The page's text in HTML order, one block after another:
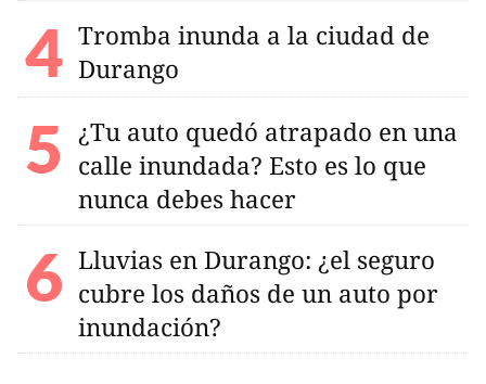
Tromba inunda a la ciudad de
Durango
¿Tu auto quedó atrapado en una
calle inundada? Esto es lo que
nunca debes hacer
Lluvias en Durango: ¿el seguro
cubre los daños de un auto por
inundación?